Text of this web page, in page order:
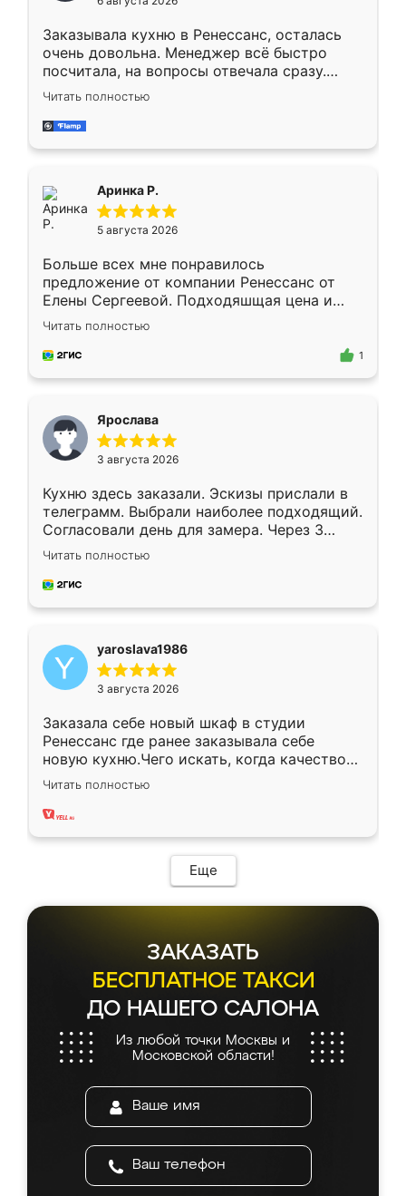
мебели буду заказывать только здесь.
Заказывала кухню в Ренессанс, осталась
очень довольна. Менеджер всё быстро
посчитала, на вопросы отвечала сразу.
Замерщик приехал в субботу, подошёл к
делу со всей ответственностью. Собрали
за день, ребята работали аккуратно, даже
Читать полностью
Аринка Р.
5 августа 2026
Больше всех мне понравилось
предложение от компании Ренессанс от
Елены Сергеевой. Подходяшщая цена и
короткие сроки изготовления. Приехавший
для замера сотрудник Владислав
предложил по моему эскизу самый
Читать полностью
1
Ярослава
3 августа 2026
Кухню здесь заказали. Эскизы прислали в
телеграмм. Выбрали наиболее подходящий.
Согласовали день для замера. Через 3
недели кухня была уже готова. Остались
довольны работой. Спасибо Ренессанс
мебель за качественную работу!
Читать полностью
yaroslava1986
3 августа 2026
Заказала себе новый шкаф в студии
Ренессанс где ранее заказывала себе
новую кухню.Чего искать, когда качеством
вполне довольна. Служит кухня уже почти
два года, нареканий нет.
Читать полностью
Еще
ЗАКАЗАТЬ
БЕСПЛАТНОЕ ТАКСИ
ДО НАШЕГО САЛОНА
Из любой точки Москвы и
Московской области!